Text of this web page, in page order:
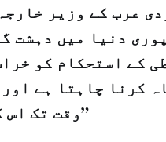
عرب کے وزیر
دنیا میں دہشت
کے استحکام کو
کرنا چاہتا ہے
وقت تک اس کے ساتھ تعاون کرنا انتہائی مشکل ہے۔”